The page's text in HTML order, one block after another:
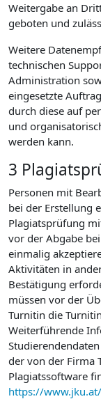
Weitergabe an
geboten und
Weitere
technischen
Administration
eingesetzte
durch diese auf
und
werden kann.
3
Personen mit
bei der Erstellung
Plagiatsprüfung
vor der Abgabe
einmalig
Aktivitäten in
Bestätigung
müssen vor der
Turnitin die
Weiterführende
der von der Firma
Plagiatssoftware
https://